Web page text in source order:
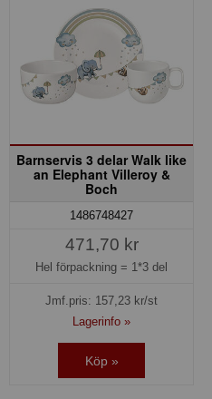
Barnservis 3 delar Walk like
an Elephant Villeroy &
Boch
1486748427
471,70 kr
Hel förpackning = 1*3 del
Jmf.pris: 157,23 kr/st
Lagerinfo »
Köp »